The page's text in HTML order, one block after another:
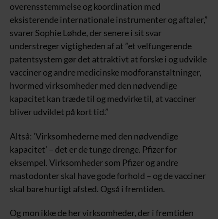
overensstemmelse og koordination med
eksisterende internationale instrumenter og aftaler,”
svarer Sophie Løhde, der senere i sit svar
understreger vigtigheden af at ”et velfungerende
patentsystem gør det attraktivt at forske i og udvikle
vacciner og andre medicinske modforanstaltninger,
hvormed virksomheder med den nødvendige
kapacitet kan træde til og medvirke til, at vacciner
bliver udviklet på kort tid.”
Altså: ’Virksomhederne med den nødvendige
kapacitet’ – det er de tunge drenge. Pfizer for
eksempel. Virksomheder som Pfizer og andre
mastodonter skal have gode forhold – og de vacciner
skal bare hurtigt afsted. Også i fremtiden.
Og mon ikke de her virksomheder, der i fremtiden